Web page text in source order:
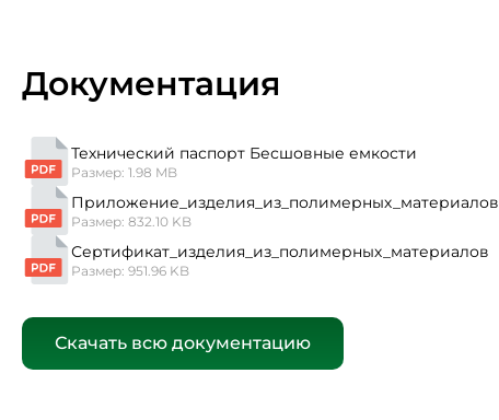
Документация
Технический паспорт Бесшовные емкости
Размер: 1.98 MB
Приложение_изделия_из_полимерных_материалов
Размер: 832.10 KB
Сертификат_изделия_из_полимерных_материалов
Размер: 951.96 KB
Скачать всю документацию